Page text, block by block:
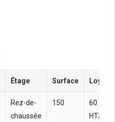
Étage Surface Loyer
Rez-de-
chaussée
150
60 
HT/